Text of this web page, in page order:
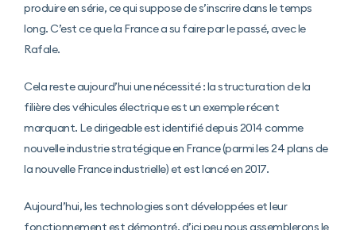
produire en série, ce qui suppose de s’inscrire dans le temps
long. C’est ce que la France a su faire par le passé, avec le
Rafale.
Cela reste aujourd’hui une nécessité : la structuration de la
filière des véhicules électrique est un exemple récent
marquant. Le dirigeable est identifié depuis 2014 comme
nouvelle industrie stratégique en France (parmi les 24 plans de
la nouvelle France industrielle) et est lancé en 2017.
Aujourd’hui, les technologies sont développées et leur
fonctionnement est démontré, d’ici peu nous assemblerons le